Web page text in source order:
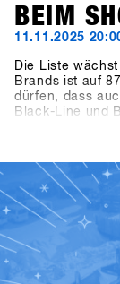
BEIM
11.11.2025
Die Liste
Brands ist auf
dürfen, dass
Black-Line und
2026!👉 Alle
aktuellen